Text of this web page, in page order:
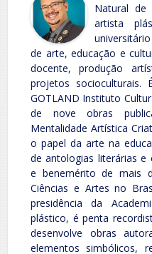
Natural de
artista
de arte, educação e
docente, produção
projetos socioculturais.
GOTLAND Instituto
de nove obras
Mentalidade Artística
o papel da arte na
de antologias literárias
e benemérito de mais
Ciências e Artes no
presidência da
plástico, é penta
desenvolve obras
elementos simbólicos,